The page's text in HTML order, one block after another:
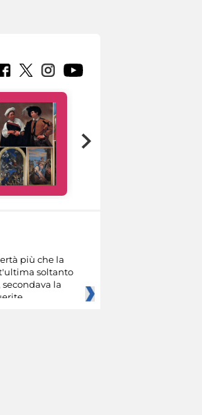
più che la
soltanto
la